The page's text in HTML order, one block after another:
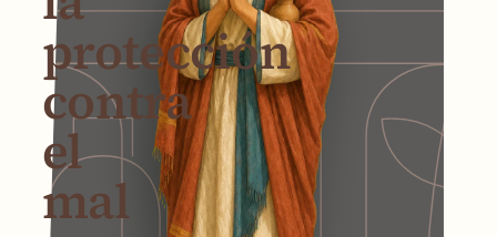
protección
contra
el
mal